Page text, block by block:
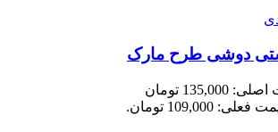
قیمت اصلی: 135,000 تومان
فعلی: 109,000 تومان.